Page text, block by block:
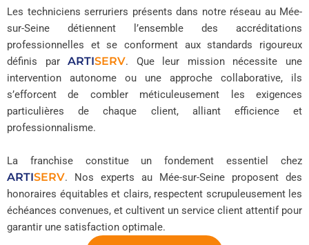
Les techniciens serruriers présents dans notre réseau au Mée-
sur-Seine détiennent l’ensemble des accréditations
professionnelles et se conforment aux standards rigoureux
définis parARTISERV. Que leur mission nécessite une
intervention autonome ou une approche collaborative, ils
s’efforcent de combler méticuleusement les exigences
particulières de chaque client, alliant efficience et
professionnalisme.
La franchise constitue un fondement essentiel chez
ARTISERV. Nos experts au Mée-sur-Seine proposent des
honoraires équitables et clairs, respectent scrupuleusement les
échéances convenues, et cultivent un service client attentif pour
garantir une satisfaction optimale.